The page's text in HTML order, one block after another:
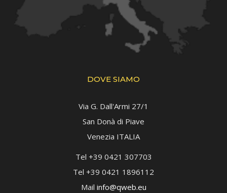
DOVE SIAMO
Via G. Dall'Armi 27/1
San Donà di Piave
Venezia ITALIA
Tel +39 0421 307703
Tel +39 0421 1896112
Mail info@qweb.eu